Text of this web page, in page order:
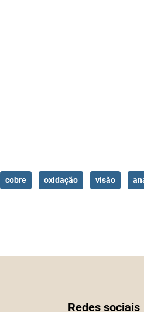
cobre oxidação visão
Redes sociais